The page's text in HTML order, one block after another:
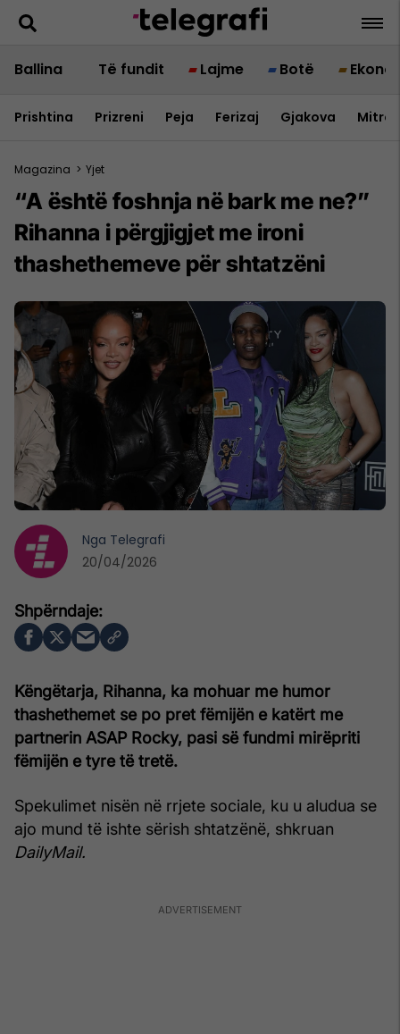
Ballina Të fundit Lajme Botë
Prishtina Prizreni Peja Ferizaj Gjakova
Magazina > Yjet
“A është foshnja në bark me ne?”
Rihanna i përgjigjet me ironi
thashethemeve për shtatzëni
Këngëtarja, Rihanna, ka mohuar me humor
thashethemet se po pret fëmijën e katërt me
partnerin ASAP Rocky, pasi së fundmi mirëpriti
fëmijën e tyre të tretë.
Spekulimet nisën në rrjete sociale, ku u aludua se
ajo mund të ishte sërish shtatzënë, shkruan
DailyMail.
Nga Telegrafi
20/04/2026